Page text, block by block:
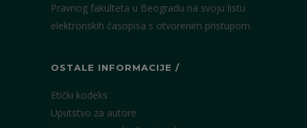
Pravnog fakulteta u Beogradu na svoju listu
elektronskih časopisa s otvorenim pristupom.
OSTALE INFORMACIJE /
Etički kodeks
Uputstvo za autore